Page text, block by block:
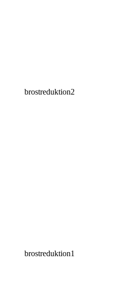
brostreduktion2
brostreduktion1